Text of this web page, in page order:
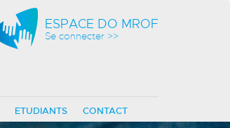
ESPACE DO MROF
Se connecter >>
ETUDIANTS CONTACT